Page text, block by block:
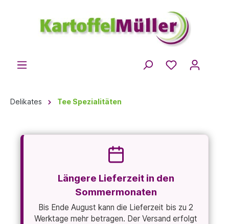
Delikates Tee Spezialitäten
Längere Lieferzeit in den
Sommermonaten
Bis Ende August kann die Lieferzeit bis zu 2
Werktage mehr betragen. Der Versand erfolgt